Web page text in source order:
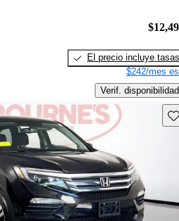
El precio incluye tasas
$242/mes
Verif. disponibilidad